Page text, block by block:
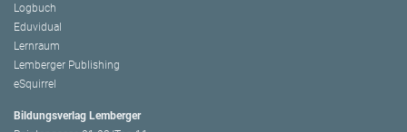
Logbuch
Eduvidual
Lernraum
Lemberger Publishing
eSquirrel
Bildungsverlag Lemberger